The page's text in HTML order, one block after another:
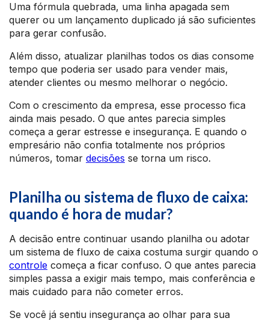
Uma fórmula quebrada, uma linha apagada sem
querer ou um lançamento duplicado já são suficientes
para gerar confusão.
Além disso, atualizar planilhas todos os dias consome
tempo que poderia ser usado para vender mais,
atender clientes ou mesmo melhorar o negócio.
Com o crescimento da empresa, esse processo fica
ainda mais pesado. O que antes parecia simples
começa a gerar estresse e insegurança. E quando o
empresário não confia totalmente nos próprios
números, tomar decisões se torna um risco.
Planilha ou sistema de fluxo de caixa:
quando é hora de mudar?
A decisão entre continuar usando planilha ou adotar
um sistema de fluxo de caixa costuma surgir quando o
controle começa a ficar confuso. O que antes parecia
simples passa a exigir mais tempo, mais conferência e
mais cuidado para não cometer erros.
Se você já sentiu insegurança ao olhar para sua